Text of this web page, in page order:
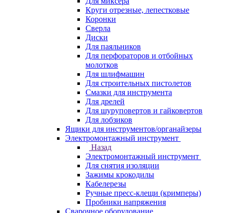
Круги отрезные, лепестковые
Коронки
Сверла
Диски
Для паяльников
Для перфораторов и отбойных
молотков
Для шлифмашин
Для строительных пистолетов
Смазки для инструмента
Для дрелей
Для шуруповертов и гайковертов
Для лобзиков
Ящики для инструментов/органайзеры
Электромонтажный инструмент
Назад
Электромонтажный инструмент
Для снятия изоляции
Зажимы крокодилы
Кабелерезы
Ручные пресс-клещи (кримперы)
Пробники напряжения
Сварочное оборудование